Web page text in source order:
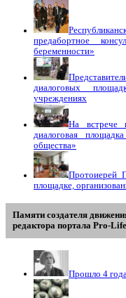
предабортное
беременности»
диалоговых
учреждениях
На встрече
диалоговая
общества»
Протоиерей
площадке,
Памяти создателя
редактора портала Pro-
Прошло 4